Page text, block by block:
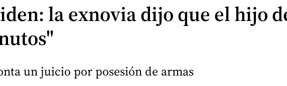
la exnovia dijo que el hijo
un juicio por posesión de armas